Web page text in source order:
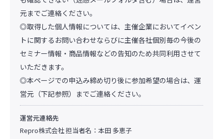
元までご連絡ください。
◎取得した個人情報については、主催企業においてイベン
トに関するお問い合わせならびに主催各社個別毎の今後の
セミナー情報・商品情報などの告知のため共同利用させて
いただきます。
◎本ページでの申込み締め切り後に参加希望の場合は、運
営元（下記参照）までご連絡ください。
運営元連絡先
Repro株式会社 担当者名：本田 多恵子